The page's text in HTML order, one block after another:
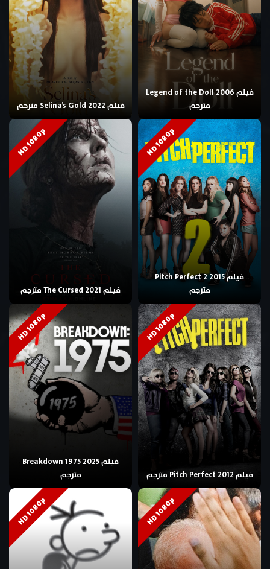
فيلم Legend of the Doll 2006
مترجم
فيلم Selina’s Gold 2022 مترجم
HD 1080p
فيلم Pitch Perfect 2 2015
مترجم
HD 1080p
فيلم The Cursed 2021 مترجم
HD 1080p
فيلم Pitch Perfect 2012 مترجم
HD 1080p
فيلم Breakdown 1975 2025
مترجم
HD 1080p
HD 1080p